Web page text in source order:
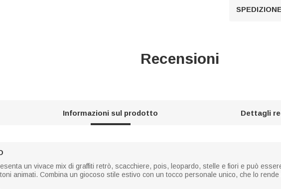
Recensioni
Informazioni sul prodotto Dettagli
un vivace mix di graffiti retrò, scacchiere, pois, leopardo, stelle e fiori e può
animati. Combina un giocoso stile estivo con un tocco personale unico, che lo